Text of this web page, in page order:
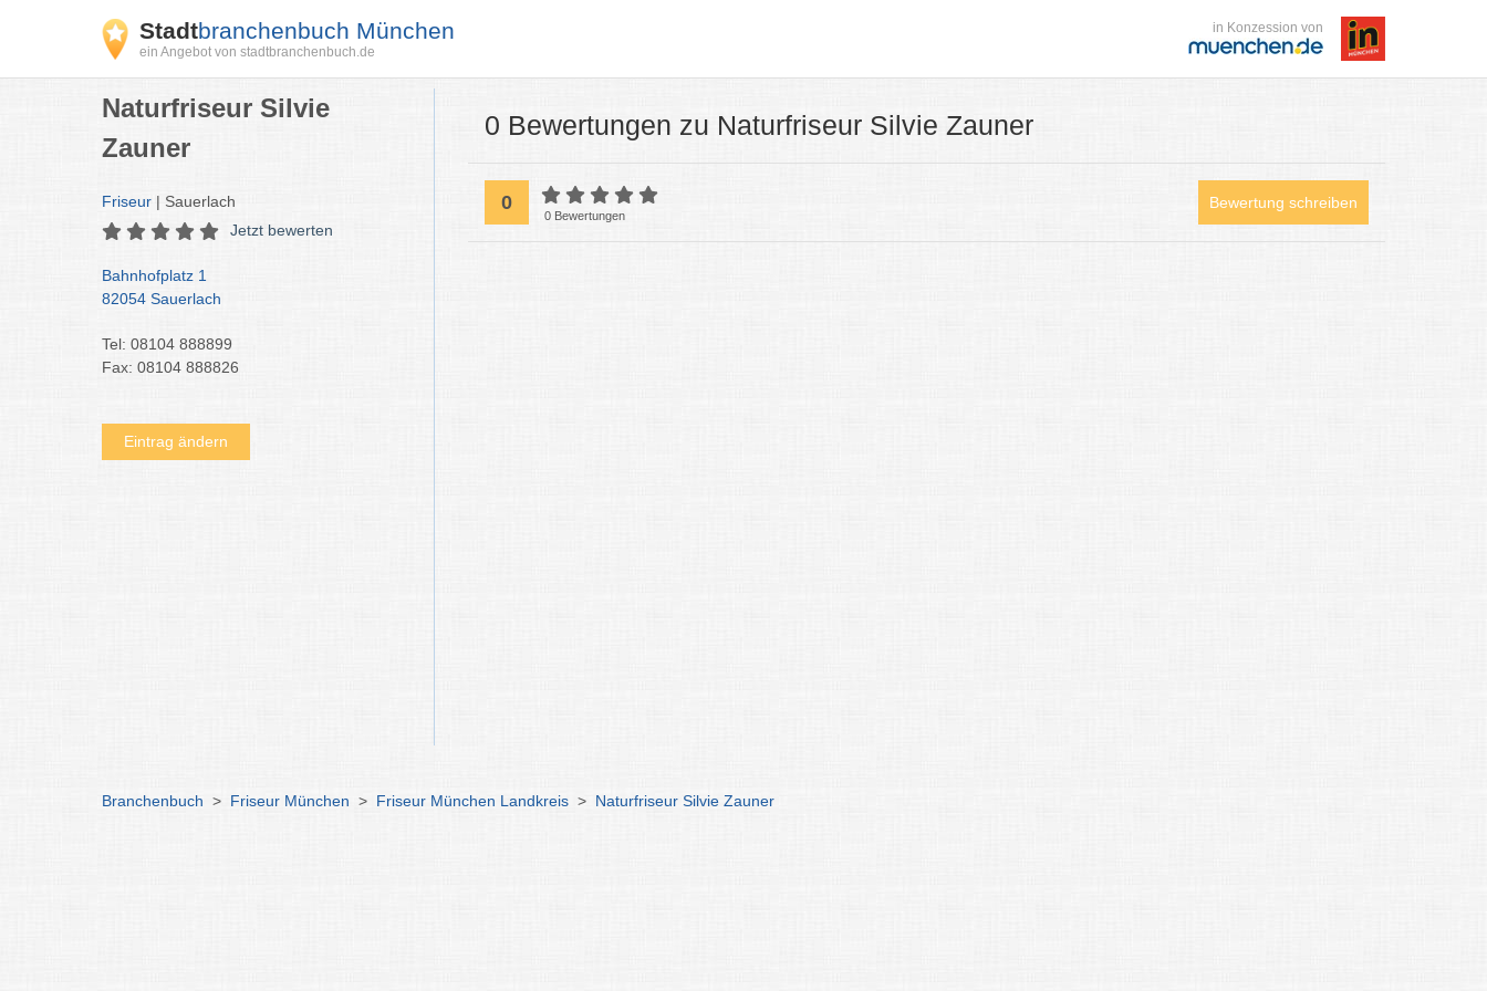
Stadtbranchenbuch München
ein Angebot von stadtbranchenbuch.de
in Konzession von
Naturfriseur Silvie
Zauner
Friseur | Sauerlach
Jetzt bewerten
Bahnhofplatz 1
82054 Sauerlach
Tel: 08104 888899
Fax: 08104 888826
Eintrag ändern
0 Bewertungen zu Naturfriseur Silvie Zauner
0
0 Bewertungen
Bewertung schreiben
Branchenbuch > Friseur München > Friseur München Landkreis > Naturfriseur Silvie Zauner